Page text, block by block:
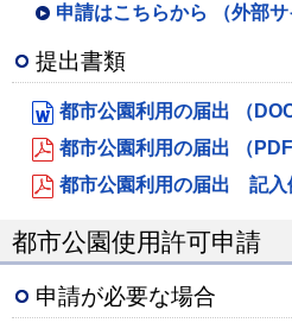
申請はこちらから （外部サ
提出書類
都市公園利用の届出 （
都市公園利用の届出 （
都市公園利用の届出 記入
都市公園使用許可申請
申請が必要な場合